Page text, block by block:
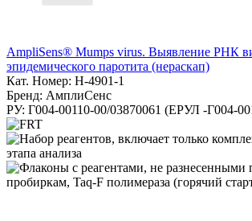
AmpliSens® Mumps virus. Выявление РНК
эпидемического паротита (нераскап)
Кат. Номер: H-4901-1
Бренд: АмплиСенс
РУ: Г004-00110-00/03870061 (ЕРУЛ -Г004-